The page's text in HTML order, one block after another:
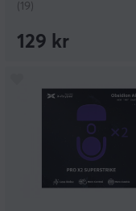
(19)
129 kr